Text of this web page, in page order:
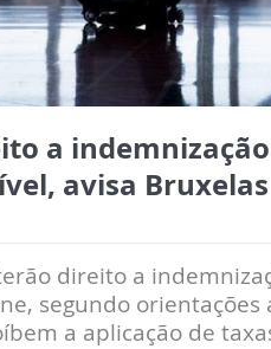
a
avisa Bruxelas
direito a
segundo
a aplicação de